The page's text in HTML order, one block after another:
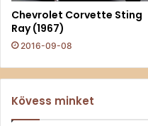
Chevrolet Corvette Sting
Ray (1967)
2016-09-08
Kövess minket